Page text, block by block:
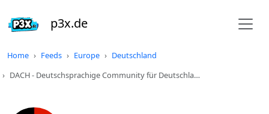
p3x.de
Home Feeds Europe
Deutschland
DACH - Deutschsprachige Community für Deutschla…